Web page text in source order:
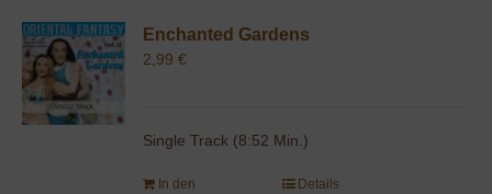
Enchanted Gardens
2,99€
Single Track (8:52 Min.)
In den
Details